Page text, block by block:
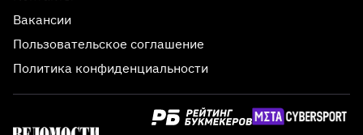
Вакансии
Пользовательское соглашение
Политика конфиденциальности